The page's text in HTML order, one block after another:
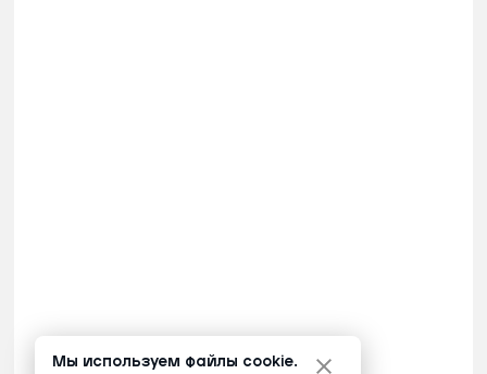
Мы используем файлы cookie.